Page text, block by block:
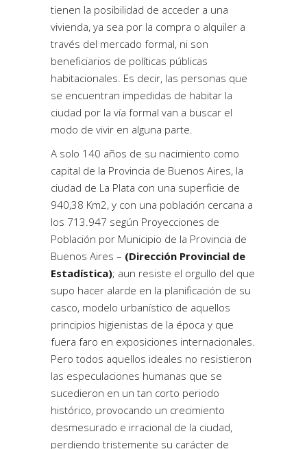
tienen la posibilidad de acceder a una
vivienda, ya sea por la compra o alquiler a
través del mercado formal, ni son
beneficiarios de políticas públicas
habitacionales. Es decir, las personas que
se encuentran impedidas de habitar la
ciudad por la vía formal van a buscar el
modo de vivir en alguna parte.
A solo 140 años de su nacimiento como
capital de la Provincia de Buenos Aires, la
ciudad de La Plata con una superficie de
940,38 Km2, y con una población cercana a
los 713.947 según Proyecciones de
Población por Municipio de la Provincia de
Buenos Aires – (Dirección Provincial de
Estadística); aun resiste el orgullo del que
supo hacer alarde en la planificación de su
casco, modelo urbanístico de aquellos
principios higienistas de la época y que
fuera faro en exposiciones internacionales.
Pero todos aquellos ideales no resistieron
las especulaciones humanas que se
sucedieron en un tan corto periodo
histórico, provocando un crecimiento
desmesurado e irracional de la ciudad,
perdiendo tristemente su carácter de